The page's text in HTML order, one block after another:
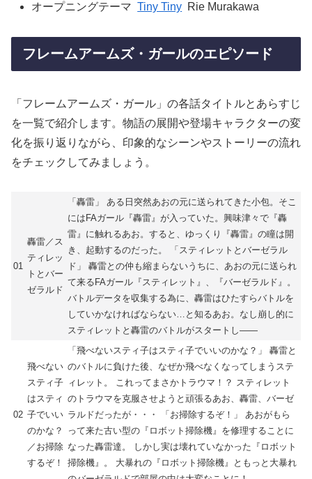
オープニングテーマ Tiny Tiny Rie Murakawa
フレームアームズ・ガールのエピソード
「フレームアームズ・ガール」の各話タイトルとあらすじ
を一覧で紹介します。物語の展開や登場キャラクターの変
化を振り返りながら、印象的なシーンやストーリーの流れ
をチェックしてみましょう。
01
轟雷／ス
ティレッ
トとバー
ゼラルド
「轟雷」 ある日突然あおの元に送られてきた小包。そこ
にはFAガール『轟雷』が入っていた。興味津々で『轟
雷』に触れるあお。すると、ゆっくり『轟雷』の瞳は開
き、起動するのだった。 「スティレットとバーゼラル
ド」 轟雷との仲も縮まらないうちに、あおの元に送られ
て来るFAガール『スティレット』、『バーゼラルド』。
バトルデータを収集する為に、轟雷はひたすらバトルを
していかなければならない…と知るあお。なし崩し的に
スティレットと轟雷のバトルがスタートし――
02
飛べない
スティ子
はスティ
子でいい
のかな？
／お掃除
するぞ！
「飛べないスティ子はスティ子でいいのかな？」 轟雷と
のバトルに負けた後、なぜか飛べなくなってしまうステ
ィレット。 これってまさかトラウマ！？ スティレット
のトラウマを克服させようと頑張るあお、轟雷、バーゼ
ラルドだったが・・・ 「お掃除するぞ！」 あおがもら
って来た古い型の『ロボット掃除機』を修理することに
なった轟雷達。 しかし実は壊れていなかった『ロボット
掃除機』。 大暴れの『ロボット掃除機』ともっと大暴れ